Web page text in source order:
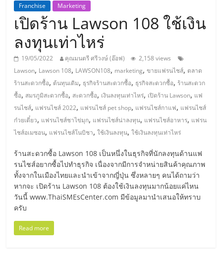
เอ
ส
เอ็
มอี
ไทย,
SMEs,
แฟ
รน
Franchise Marketing
เปิดร้าน Lawson 108 ใช้เงิน
ลงทุนเท่าไหร่
19/05/2022 คุณมนตรี ศรีวงษ์ (อ๊อฟ)
2,158 views
Lawson, Lawson 108, LAWSON108, marketing,ขายแฟรนไชส์, ตลาด
ร้านสะดวกซื้อ, ต้นทุนเดิม, ธุรกิจร้านสะดวกซื้อ, ธุรกิจสะดวกซื้อ, ร้านสะดวก
ซื้อ, สมรภูมิสะดวกซื้อ, สะดวกซื้อ, เงินลงทุนเท่าไหร่, เปิดร้าน Lawson, แฟ
รนไชส์, แฟรนไชส์ 2022, แฟรนไชส์ pet shop, แฟรนไชส์กาแฟ, แฟรนไชส์
ก๋วยเตี๋ยว, แฟรนไชส์ชาไข่มุก, แฟรนไชส์น่าลงทุน, แฟรนไชส์อาหาร, แฟรน
ไชส์อเมซอน, แฟรนไชส์โนบิชา,ใช้เงินลงทุน,ใช้เงินลงทุนเท่าไหร่
ร้านสะดวกซื้อ Lawson 108 เป็นหนึ่งในธุรกิจที่นักลงทุนด้านแฟ
รนไชส์อยากซื้อไปทำธุรกิจ เนื่องจากมีการจำหน่ายสินค้าคุณภาพ
ทั้งจากในเมืองไทยและนำเข้าจากญี่ปุ่น ซึ่งหลายๆ คนได้ถามว่า
หากจะ เปิดร้าน Lawson 108 ต้องใช้เงินลงทุนมากน้อยแค่ไหน
วันนี้ www.ThaiSMEsCenter.com มีข้อมูลมานำเสนอให้ทราบ
ครับ
Read more